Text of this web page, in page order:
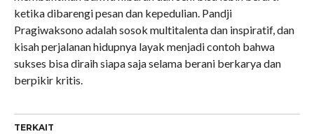
ketika dibarengi pesan dan kepedulian. Pandji
Pragiwaksono adalah sosok multitalenta dan inspiratif, dan
kisah perjalanan hidupnya layak menjadi contoh bahwa
sukses bisa diraih siapa saja selama berani berkarya dan
berpikir kritis.
TERKAIT